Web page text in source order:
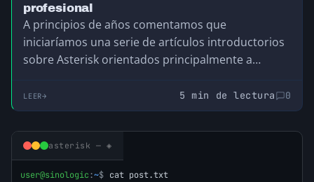
profesional
A principios de años comentamos que
iniciaríamos una serie de artículos introductorios
sobre Asterisk orientados principalmente a
LEER 5 min de lectura 0
asterisk — ◈
user@sinologic:~$ cat post.txt